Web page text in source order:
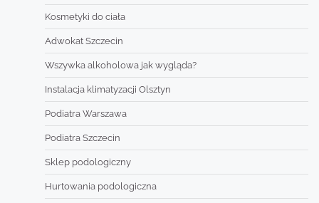
Kosmetyki do ciała
Adwokat Szczecin
Wszywka alkoholowa jak wygląda?
Instalacja klimatyzacji Olsztyn
Podiatra Warszawa
Podiatra Szczecin
Sklep podologiczny
Hurtowania podologiczna